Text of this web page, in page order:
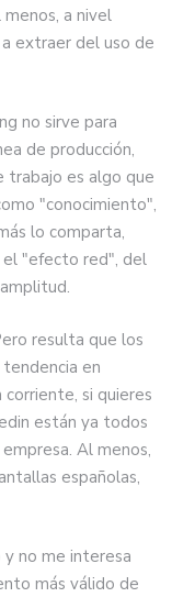
a nivel
extraer del uso de
no sirve para
de producción,
trabajo es algo que
"conocimiento",
lo comparta,
el "efecto red", del
resulta que los
en
si quieres
están ya todos
Al menos,
españolas,
no me interesa
más válido de